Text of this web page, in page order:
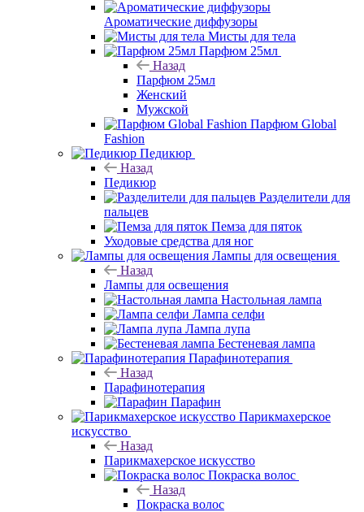
Ароматические диффузоры
Мисты для тела
Парфюм 25мл
Назад
Парфюм 25мл
Женский
Мужской
Парфюм Global
Fashion
Педикюр
Назад
Педикюр
Разделители для
пальцев
Пемза для пяток
Уходовые средства для ног
Лампы для освещения
Назад
Лампы для освещения
Настольная лампа
Лампа селфи
Лампа лупа
Бестеневая лампа
Парафинотерапия
Назад
Парафинотерапия
Парафин
Парикмахерское
искусство
Назад
Парикмахерское искусство
Покраска волос
Назад
Покраска волос